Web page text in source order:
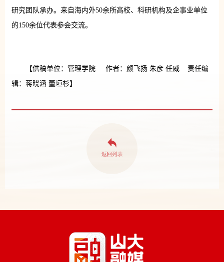
研究团队承办。来自海内外50余所高校、科研机构及企事业单位
的150余位代表参会交流。
【供稿单位：管理学院 作者：颜飞扬 朱彦 任威 责任编
辑：蒋晓涵 董垣杉】